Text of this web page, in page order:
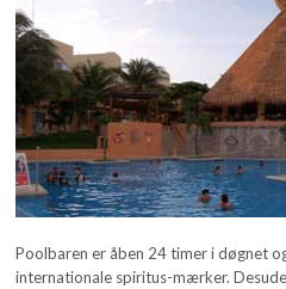
Poolbaren er åben 24 timer i døgnet
internationale spiritus-mærker.